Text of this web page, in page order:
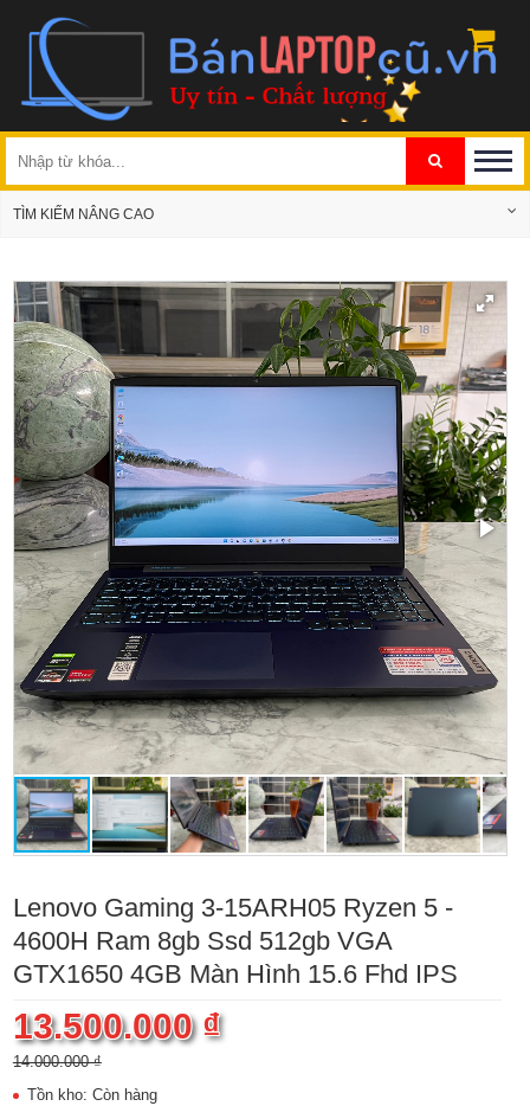
TÌM KIẾM NÂNG CAO
Lenovo Gaming 3-15ARH05 Ryzen 5 -
4600H Ram 8gb Ssd 512gb VGA
GTX1650 4GB Màn Hình 15.6 Fhd IPS
13.500.000 ₫
14.000.000 ₫
Tồn kho: Còn hàng